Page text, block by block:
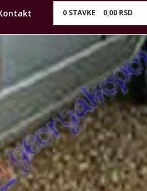
0 STAVKE 0,00 RSD